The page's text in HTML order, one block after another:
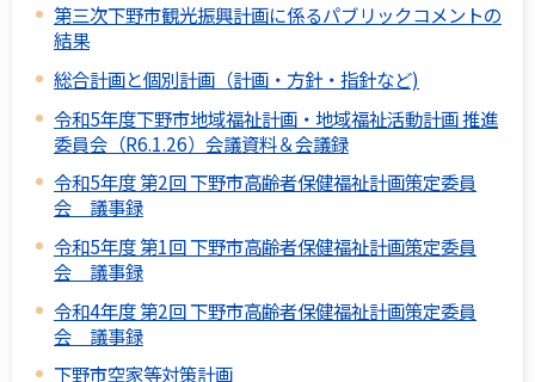
第三次下野市観光振興計画に係るパブリックコメントの
結果
総合計画と個別計画（計画・方針・指針など)
令和5年度下野市地域福祉計画・地域福祉活動計画 推進
委員会（R6.1.26）会議資料＆会議録
令和5年度 第2回 下野市高齢者保健福祉計画策定委員
会 議事録
令和5年度 第1回 下野市高齢者保健福祉計画策定委員
会 議事録
令和4年度 第2回 下野市高齢者保健福祉計画策定委員
会 議事録
下野市空家等対策計画